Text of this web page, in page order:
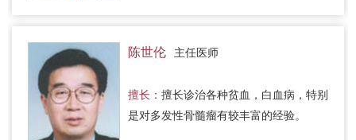
陈世伦 主任医师
擅长： 擅长诊治各种贫血，白血病，特别
是对多发性骨髓瘤有较丰富的经验。